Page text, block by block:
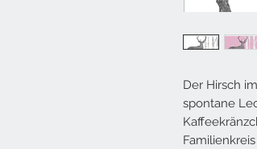
Der Hirsch
spontane